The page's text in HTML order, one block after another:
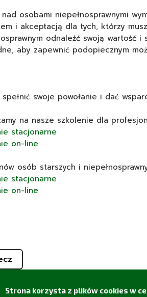
osobami niepełnosprawnymi
i akceptacją dla tych, którzy
odnaleźć swoją wartość
aby zapewnić podopiecznym
spełnić swoje powołanie i dać
na nasze szkolenie dla
stacjonarne
on-line
osób starszych i
stacjonarne
on-line
Strona korzysta z plików cookies w